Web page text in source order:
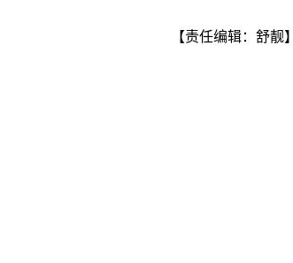
【责任编辑：舒靓】